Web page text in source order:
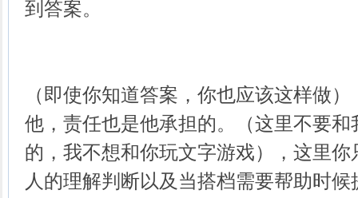
到答案。
（即使你知道答案，你也应该这样做
他，责任也是他承担的。（这里不要
的，我不想和你玩文字游戏），这里
人的理解判断以及当搭档需要帮助时